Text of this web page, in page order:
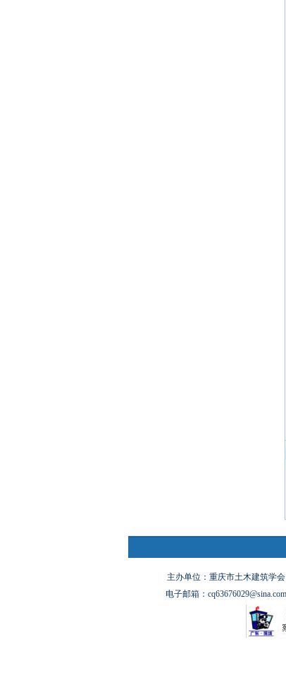
主办单位：重庆市土木建筑学
电子邮箱：